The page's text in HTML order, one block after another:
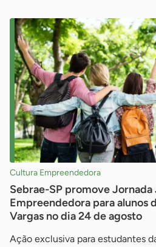
Cultura Empreendedora
Sebrae-SP promove Jornada
Empreendedora para alunos
Vargas no dia 24 de agosto
Ação exclusiva para estudantes